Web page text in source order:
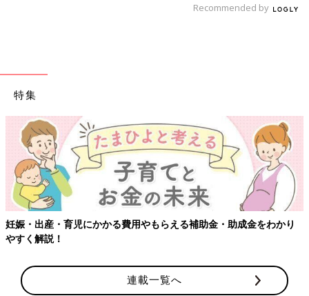
Recommended by
特集
成金をわかり 【ワクチン接種できるものも】妊婦の感染症対策
連載一覧へ